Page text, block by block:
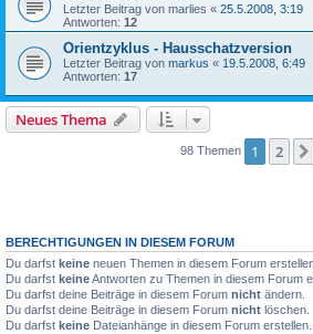
Letzter Beitrag von marlies « 25.5.2008, 3:19
Antworten: 12
Orientzyklus - Hausschatzversion
Letzter Beitrag von markus « 19.5.2008, 6:49
Antworten: 17
Neues Thema
98 Themen 1 2
BERECHTIGUNGEN IN DIESEM FORUM
Du darfst keine neuen Themen in diesem Forum
Du darfst keineAntworten zu Themen in diesem Forum
Du darfst deine Beiträge in diesem Forum nicht ändern.
Du darfst deine Beiträge in diesem Forum nicht löschen.
Du darfst keine Dateianhänge in diesem Forum erstellen.